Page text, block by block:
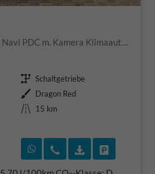
Comfort Plus 1.2 MPI / Navi PDC m. Kamera Klimaautom./ LED Sitz & Lenkr.Heiz/ Alu16
Getriebe Schaltgetriebe
Außenfarbe Dragon Red
Kilometerstand
15 km
Rückruf vereinbaren
Wir rufen Sie an